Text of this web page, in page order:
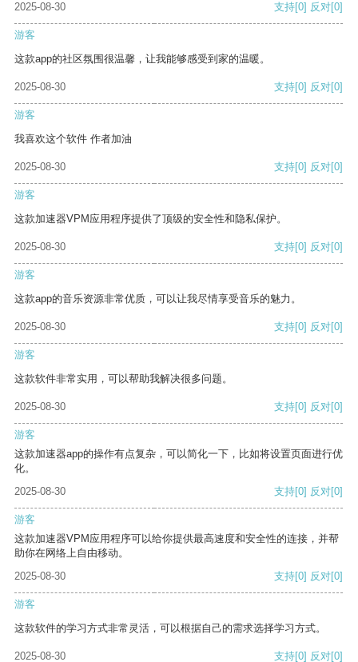
2025-08-30 支持[0] 反对[0]
游客
这款app的社区氛围很温馨，让我能够感受到家的温暖。
2025-08-30 支持[0] 反对[0]
游客
我喜欢这个软件 作者加油
2025-08-30 支持[0] 反对[0]
游客
这款加速器VPM应用程序提供了顶级的安全性和隐私保护。
2025-08-30 支持[0] 反对[0]
游客
这款app的音乐资源非常优质，可以让我尽情享受音乐的魅力。
2025-08-30 支持[0] 反对[0]
游客
这款软件非常实用，可以帮助我解决很多问题。
2025-08-30 支持[0] 反对[0]
游客
这款加速器app的操作有点复杂，可以简化一下，比如将设置页面进行优
化。
2025-08-30
支持[0] 反对[0]
游客
这款加速器VPM应用程序可以给你提供最高速度和安全性的连接，并帮
助你在网络上自由移动。
2025-08-30
支持[0] 反对[0]
游客
这款软件的学习方式非常灵活，可以根据自己的需求选择学习方式。
2025-08-30 支持[0] 反对[0]